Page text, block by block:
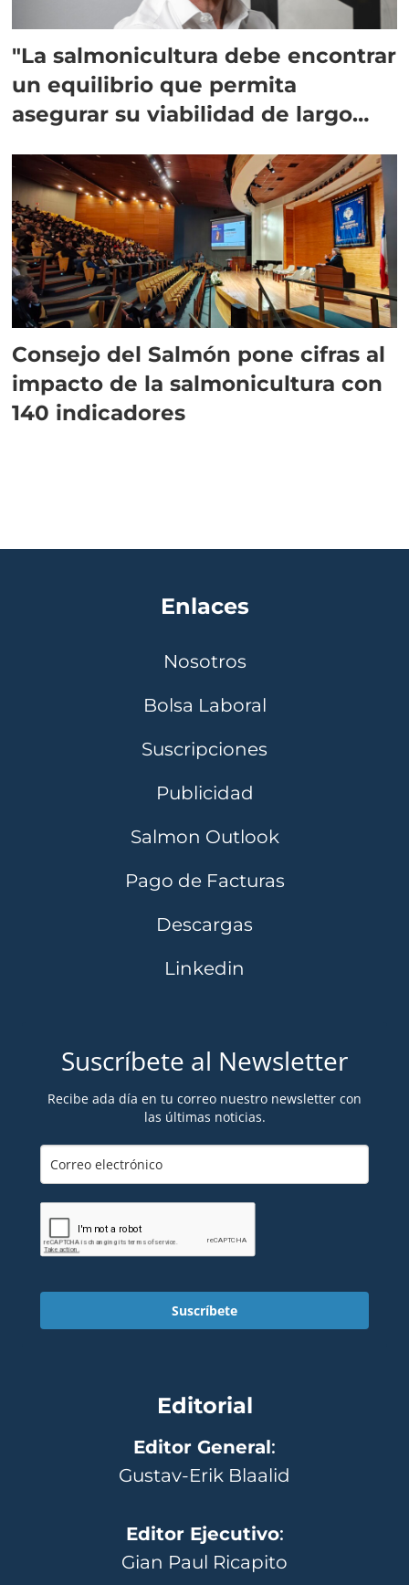
"La salmonicultura debe encontrar
un equilibrio que permita
asegurar su viabilidad de largo
Consejo del Salmón pone cifras al
impacto de la salmonicultura con
140 indicadores
Enlaces
Nosotros
Bolsa Laboral
Suscripciones
Publicidad
Salmon Outlook
Pago de Facturas
Descargas
Linkedin
Suscríbete al Newsletter
Recibe ada día en tu correo nuestro newsletter con
las últimas noticias.
Suscríbete
Editorial
Editor General:
Gustav-Erik Blaalid
Editor Ejecutivo:
Gian Paul Ricapito